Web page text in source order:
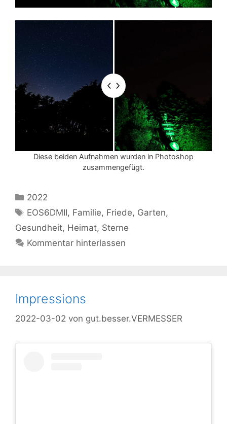
Diese beiden Aufnahmen wurden in Photoshop
zusammengefügt.
Kategorien
2022
Schlagwörter
EOS6DMII, Familie, Friede, Garten,
Gesundheit, Heimat, Sterne
Kommentar hinterlassen
Impressions
2022-03-02 von gut.besser.VERMESSER